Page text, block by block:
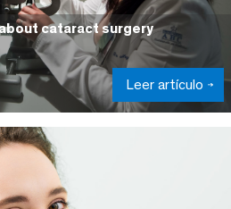
cataract surgery
Leer artículo